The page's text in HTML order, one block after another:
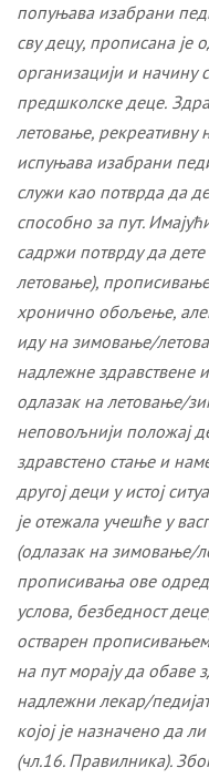
попуњава изабрани
сву децу, прописана
организацији и
предшколске деце.
летовање, рекреативну
испуњава изабрани
служи као потврдaда
способно за пут.
садржи потврду да
летовање),
хронично обољење,
иду на зимовање/
надлежне здравствене
одлазак на летовање/
неповољнији положај
здравстено стање и
другој деци у истој
је отежала учешће у
(одлазак на зимовање/
прописивања ове
услова, безбедност
остварен
на пут морају да обaве
надлежни лекар/
којој је назначено да
(чл.16. Правилника).